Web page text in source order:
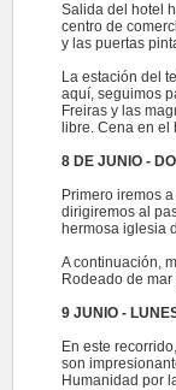
Salida del hotel
centro de
y las puertas
La estación del
aquí, seguimos
Freiras y las
libre. Cena en
8 DE JUNIO -
Primero iremos
dirigiremos al
hermosa iglesia
A continuación,
Rodeado de
9 JUNIO -
En este
son
Humanidad por